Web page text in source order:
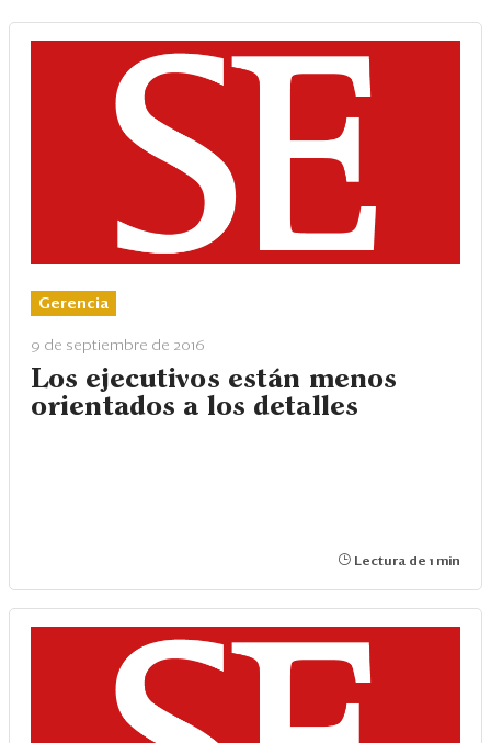
Gerencia
9 de septiembre de 2016
Los ejecutivos están menos
orientados a los detalles
Lectura de 1 min